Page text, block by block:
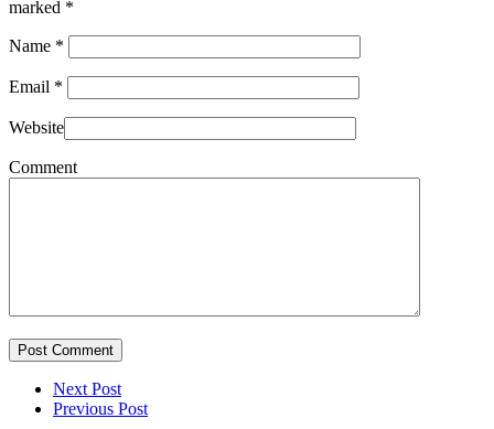
marked *
Name *
Email *
Website
Comment
Post Comment
Next Post
Previous Post